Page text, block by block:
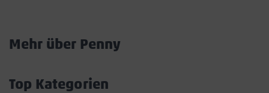
Mehr über Penny
Top Kategorien